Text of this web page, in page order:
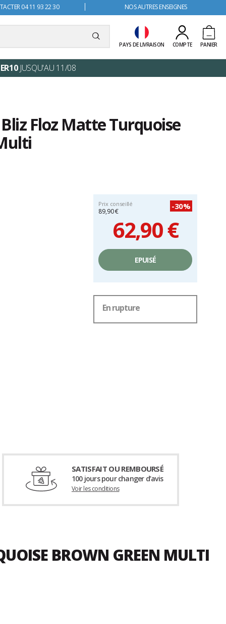
04 11 93 22 30 NOS AUTRES ENSEIGNES
PAYS DE LIVRAISON COMPTE PANIER
JUSQU'AU 11/08
Floz Matte Turquoise
Prix conseillé
89,90 €
-30%
62,90 €
Prix
unitaire,
hors
frais
EPUISÉ
En rupture
SATISFAIT OU REMBOURSÉ
100 jours pour changer d’avis
Voir les conditions
BROWN GREEN MULTI